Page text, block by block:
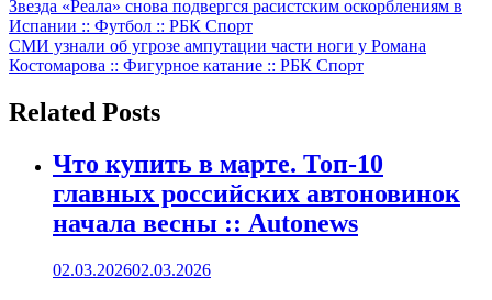
Навигация
по
записям
Звезда «Реала» снова подвергся расистским оскорблениям в
Испании :: Футбол :: РБК Спорт
СМИ узнали об угрозе ампутации части ноги у Романа
Костомарова :: Фигурное катание :: РБК Спорт
Related Posts
Что купить в марте. Топ-10
главных российских автоновинок
начала весны :: Autonews
02.03.202602.03.2026